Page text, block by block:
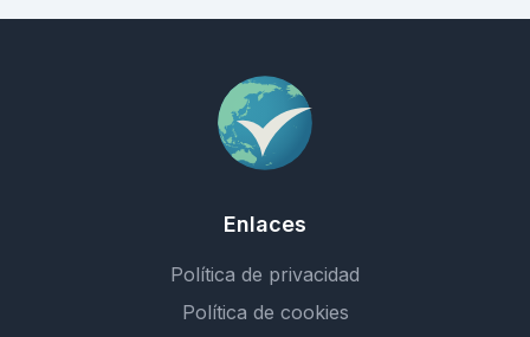
Enlaces
Política de privacidad
Política de cookies